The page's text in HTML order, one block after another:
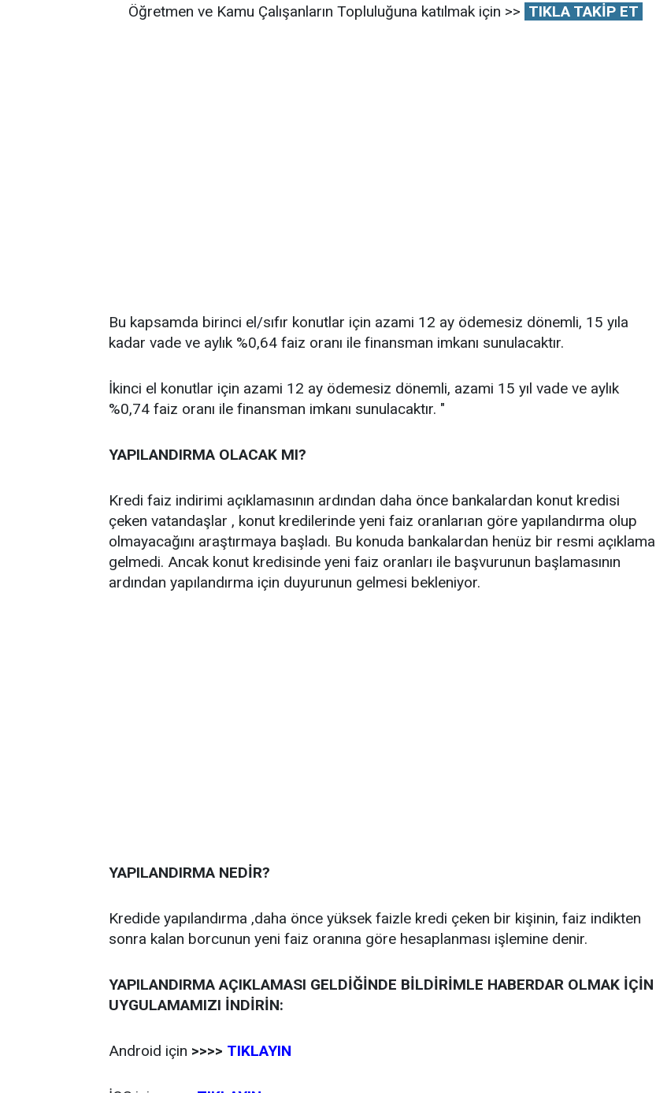
Öğretmen ve Kamu Çalışanların Topluluğuna katılmak için >> TIKLA TAKİP ET
Bu kapsamda birinci el/sıfır konutlar için azami 12 ay ödemesiz dönemli, 15 yıla
kadar vade ve aylık %0,64 faiz oranı ile finansman imkanı sunulacaktır.
İkinci el konutlar için azami 12 ay ödemesiz dönemli, azami 15 yıl vade ve aylık
%0,74 faiz oranı ile finansman imkanı sunulacaktır. "
YAPILANDIRMA OLACAK MI?
Kredi faiz indirimi açıklamasının ardından daha önce bankalardan konut kredisi
çeken vatandaşlar , konut kredilerinde yeni faiz oranlarıan göre yapılandırma olup
olmayacağını araştırmaya başladı. Bu konuda bankalardan henüz bir resmi açıklama
gelmedi. Ancak konut kredisinde yeni faiz oranları ile başvurunun başlamasının
ardından yapılandırma için duyurunun gelmesi bekleniyor.
YAPILANDIRMA NEDİR?
Kredide yapılandırma ,daha önce yüksek faizle kredi çeken bir kişinin, faiz indikten
sonra kalan borcunun yeni faiz oranına göre hesaplanması işlemine denir.
YAPILANDIRMA AÇIKLAMASI GELDİĞİNDE BİLDİRİMLE HABERDAR OLMAK İÇİN
UYGULAMAMIZI İNDİRİN:
Android için >>>> TIKLAYIN